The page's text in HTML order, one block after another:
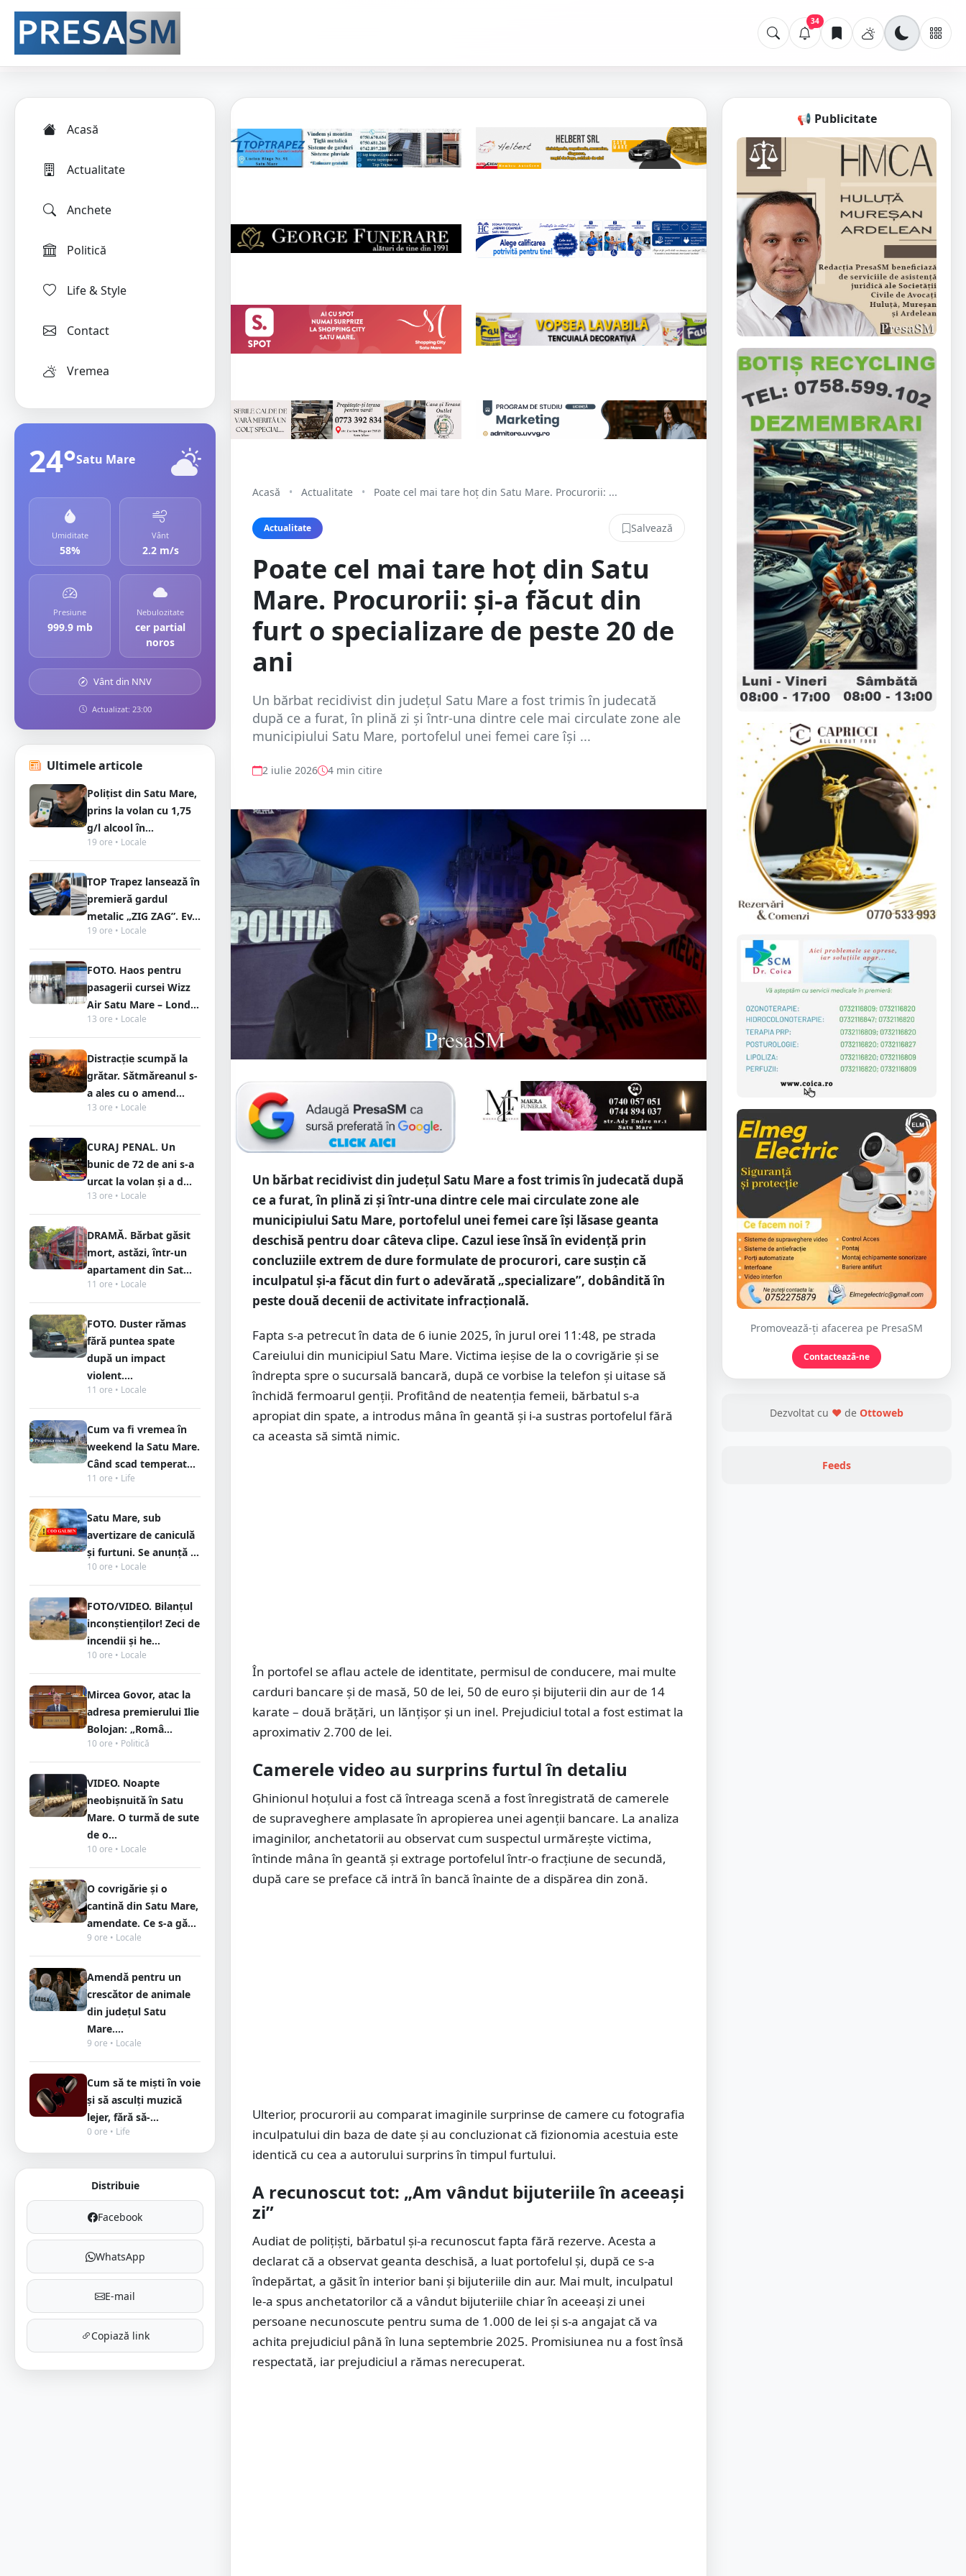
34
Acasă
Actualitate
Anchete
Politică
Life & Style
Contact
Vremea
24°Satu Mare
Umiditate
58%
Vânt
2.2 m/s
Presiune
999.9 mb
Nebulozitate
cer partial
noros
Vânt din NNV
Actualizat: 23:00
Ultimele articole
Polițist din Satu Mare,
prins la volan cu 1,75
g/l alcool în...
19 ore • Locale
TOP Trapez lansează în
premieră gardul
metalic „ZIG ZAG”. Ev...
19 ore • Locale
FOTO. Haos pentru
pasagerii cursei Wizz
Air Satu Mare – Lond...
13 ore • Locale
Distracție scumpă la
grătar. Sătmăreanul s-
a ales cu o amend...
13 ore • Locale
CURAJ PENAL. Un
bunic de 72 de ani s-a
urcat la volan și a d...
13 ore • Locale
DRAMĂ. Bărbat găsit
mort, astăzi, într-un
apartament din Sat...
11 ore • Locale
FOTO. Duster rămas
fără puntea spate
după un impact
violent....
11 ore • Locale
Cum va fi vremea în
weekend la Satu Mare.
Când scad temperat...
11 ore • Life
Satu Mare, sub
avertizare de caniculă
și furtuni. Se anunță ...
10 ore • Locale
FOTO/VIDEO. Bilanțul
inconștienților! Zeci de
incendii și he...
10 ore • Locale
Mircea Govor, atac la
adresa premierului Ilie
Bolojan: „Româ...
10 ore • Politică
VIDEO. Noapte
neobișnuită în Satu
Mare. O turmă de sute
de o...
10 ore • Locale
O covrigărie și o
cantină din Satu Mare,
amendate. Ce s-a gă...
9 ore • Locale
Amendă pentru un
crescător de animale
din județul Satu
Mare....
9 ore • Locale
Cum să te miști în voie
și să asculți muzică
lejer, fără să-...
0 ore • Life
Distribuie
Facebook
WhatsApp
E-mail
Copiază link
Acasă • Actualitate • Poate cel mai tare hoț din Satu Mare. Procurorii: ...
Actualitate Salvează
Poate cel mai tare hoț din Satu
Mare. Procurorii: și-a făcut din
furt o specializare de peste 20 de
ani
Un bărbat recidivist din județul Satu Mare a fost trimis în judecată
după ce a furat, în plină zi și într-una dintre cele mai circulate zone ale
municipiului Satu Mare, portofelul unei femei care își ...
2 iulie 2026 4 min citire
Un bărbat recidivist din județul Satu Mare a fost trimis în judecată după
ce a furat, în plină zi și într-una dintre cele mai circulate zone ale
municipiului Satu Mare, portofelul unei femei care își lăsase geanta
deschisă pentru doar câteva clipe. Cazul iese însă în evidență prin
concluziile extrem de dure formulate de procurori, care susțin că
inculpatul și-a făcut din furt o adevărată „specializare”, dobândită în
peste două decenii de activitate infracțională.
Fapta s-a petrecut în data de 6 iunie 2025, în jurul orei 11:48, pe strada
Careiului din municipiul Satu Mare. Victima ieșise de la o covrigărie și se
îndrepta spre o sucursală bancară, după ce vorbise la telefon și uitase să
închidă fermoarul genții. Profitând de neatenția femeii, bărbatul s-a
apropiat din spate, a introdus mâna în geantă și i-a sustras portofelul fără
ca aceasta să simtă nimic.
În portofel se aflau actele de identitate, permisul de conducere, mai multe
carduri bancare și de masă, 50 de lei, 50 de euro și bijuterii din aur de 14
karate – două brățări, un lănțișor și un inel. Prejudiciul total a fost estimat la
aproximativ 2.700 de lei.
Camerele video au surprins furtul în detaliu
Ghinionul hoțului a fost că întreaga scenă a fost înregistrată de camerele
de supraveghere amplasate în apropierea unei agenții bancare. La analiza
imaginilor, anchetatorii au observat cum suspectul urmărește victima,
întinde mâna în geantă și extrage portofelul într-o fracțiune de secundă,
după care se preface că intră în bancă înainte de a dispărea din zonă.
Ulterior, procurorii au comparat imaginile surprinse de camere cu fotografia
inculpatului din baza de date și au concluzionat că fizionomia acestuia este
identică cu cea a autorului surprins în timpul furtului.
A recunoscut tot: „Am vândut bijuteriile în aceeași
zi”
Audiat de polițiști, bărbatul și-a recunoscut fapta fără rezerve. Acesta a
declarat că a observat geanta deschisă, a luat portofelul și, după ce s-a
îndepărtat, a găsit în interior bani și bijuteriile din aur. Mai mult, inculpatul
le-a spus anchetatorilor că a vândut bijuteriile chiar în aceeași zi unei
persoane necunoscute pentru suma de 1.000 de lei și s-a angajat că va
achita prejudiciul până în luna septembrie 2025. Promisiunea nu a fost însă
respectată, iar prejudiciul a rămas nerecuperat.
📢 Publicitate
Promovează-ți afacerea pe PresaSM
Contactează-ne
Dezvoltat cu ❤ de Ottoweb
Feeds